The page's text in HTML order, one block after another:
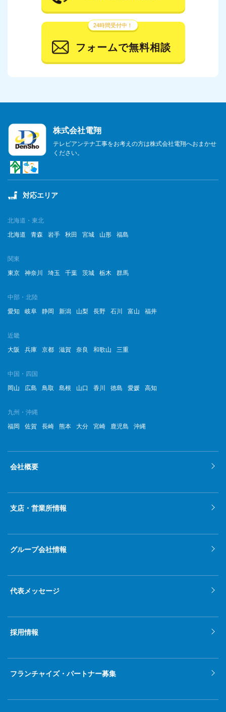
2023年12月
2023年11月
2023年10月
2023年6月
2023年5月
2023年3月
2023年2月
2022年8月
2022年6月
2022年5月
2022年4月
2022年3月
2022年1月
24時間受付中！
フォームで無料相談
株式会社電翔
テレビアンテナ工事をお考えの方は株式会社電翔へおまかせ
ください。
対応エリア
北海道・東北
北海道
青森 岩手 秋田 宮城 山形 福島
関東
東京
神奈川 埼玉 千葉 茨城 栃木 群馬
中部・北陸
愛知
岐阜 静岡 新潟 山梨 長野 石川 富山 福井
近畿
大阪
兵庫 京都 滋賀 奈良 和歌山 三重
中国・四国
岡山
広島 鳥取 島根 山口 香川 徳島 愛媛 高知
九州・沖縄
福岡
佐賀 長崎 熊本 大分 宮崎 鹿児島 沖縄
会社概要
支店・営業所情報
グループ会社情報
代表メッセージ
採用情報
フランチャイズ・パートナー募集